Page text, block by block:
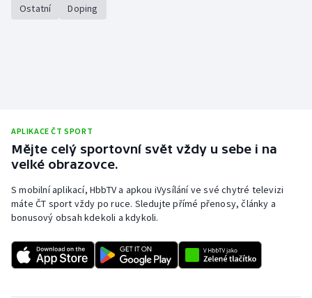
Ostatní Doping
APLIKACE ČT SPORT
Mějte celý sportovní svět vždy u sebe i na
velké obrazovce.
S mobilní aplikací, HbbTV a apkou iVysílání ve své chytré televizi
máte ČT sport vždy po ruce. Sledujte přímé přenosy, články a
bonusový obsah kdekoli a kdykoli.